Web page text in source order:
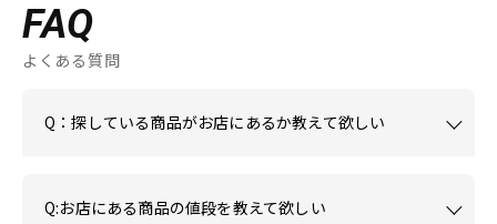
FAQ
よくある質問
Q：探している商品がお店にあるか教えて欲しい
Q:お店にある商品の値段を教えて欲しい